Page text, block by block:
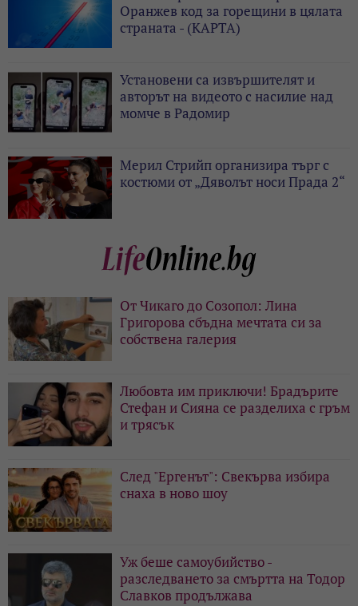
Оранжев код за горещини в цялата
страната - (КАРТА)
Установени са извършителят и
авторът на видеото с насилие над
момче в Радомир
Мерил Стрийп организира търг с
костюми от „Дяволът носи Прада 2“
От Чикаго до Созопол: Лина
Григорова сбъдна мечтата си за
собствена галерия
Любовта им приключи! Брадърите
Стефан и Сияна се разделиха с гръм
и трясък
След "Ергенът": Свекърва избира
снаха в ново шоу
Уж беше самоубийство -
разследването за смъртта на Тодор
Славков продължава